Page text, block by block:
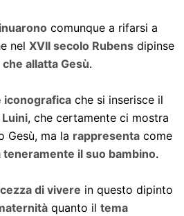
comunque a rifarsi a
nel XVII secolo Rubensdipinse
allatta Gesù.
iconograficache si inserisce il
, che certamente ci mostra
Gesù, ma la rappresentacome
teneramente il suo bambino.
di vivere in questo dipinto
quanto il tema